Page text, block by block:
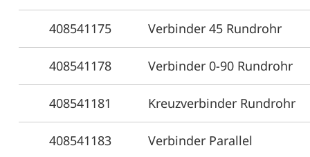
408541175 Verbinder 45 Rundrohr
408541178 Verbinder 0-90 Rundrohr
408541181 Kreuzverbinder Rundrohr
408541183 Verbinder Parallel